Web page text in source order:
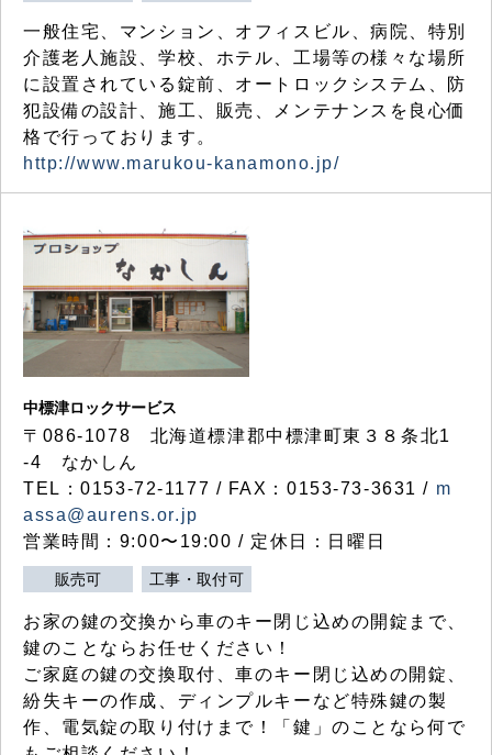
一般住宅、マンション、オフィスビル、病院、特別
介護老人施設、学校、ホテル、工場等の様々な場所
に設置されている錠前、オートロックシステム、防
犯設備の設計、施工、販売、メンテナンスを良心価
格で行っております。
http://www.marukou-kanamono.jp/
中標津ロックサービス
〒086-1078 北海道標津郡中標津町東３８条北1
-4 なかしん
TEL：0153-72-1177 / FAX：0153-73-3631 / m
assa@aurens.or.jp
営業時間：9:00〜19:00 / 定休日：日曜日
販売可 工事・取付可
お家の鍵の交換から車のキー閉じ込めの開錠まで、
鍵のことならお任せください！
ご家庭の鍵の交換取付、車のキー閉じ込めの開錠、
紛失キーの作成、ディンプルキーなど特殊鍵の製
作、電気錠の取り付けまで！「鍵」のことなら何で